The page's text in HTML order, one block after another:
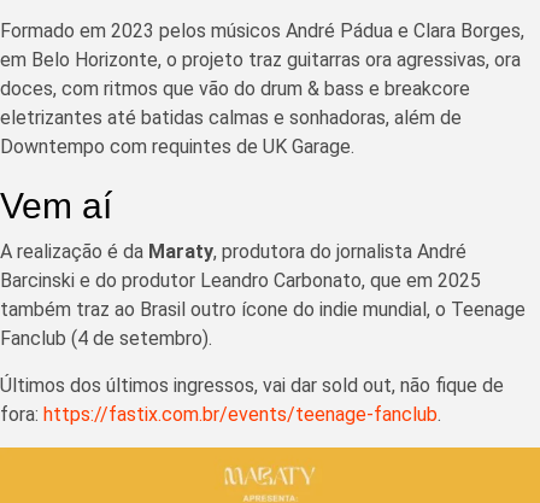
Formado em 2023 pelos músicos André Pádua e Clara Borges,
em Belo Horizonte, o projeto traz guitarras ora agressivas, ora
doces, com ritmos que vão do drum & bass e breakcore
eletrizantes até batidas calmas e sonhadoras, além de
Downtempo com requintes de UK Garage.
Vem aí
A realização é da Maraty, produtora do jornalista André
Barcinski e do produtor Leandro Carbonato, que em 2025
também traz ao Brasil outro ícone do indie mundial, o Teenage
Fanclub (4 de setembro).
Últimos dos últimos ingressos, vai dar sold out, não fique de
fora: https://fastix.com.br/events/teenage-fanclub.